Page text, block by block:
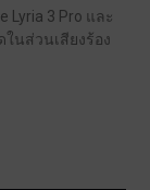
Lyria 3 Pro และ
นส่วนเสียงร้อง